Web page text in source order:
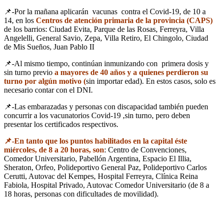
📌-Por la mañana aplicarán vacunas contra el Covid-19, de 10 a
14, en los Centros de atención primaria de la provincia (CAPS)
de los barrios: Ciudad Evita, Parque de las Rosas, Ferreyra, Villa
Angelelli, General Savio, Zepa, Villa Retiro, El Chingolo, Ciudad
de Mis Sueños, Juan Pablo II
📌-Al mismo tiempo, continúan inmunizando con primera dosis y
sin turno previo a mayores de 40 años y a quienes perdieron su
turno por algún motivo (sin importar edad). En estos casos, solo es
necesario contar con el DNI.
📌-Las embarazadas y personas con discapacidad también pueden
concurrir a los vacunatorios Covid-19 ,sin turno, pero deben
presentar los certificados respectivos.
📌-En tanto que los puntos habilitados en la capital éste
miércoles, de 8 a 20 horas, son: Centro de Convenciones,
Comedor Universitario, Pabellón Argentina, Espacio El Illia,
Sheraton, Orfeo, Polideportivo General Paz, Polideportivo Carlos
Cerutti, Autovac del Kempes, Hospital Ferreyra, Clínica Reina
Fabiola, Hospital Privado, Autovac Comedor Universitario (de 8 a
18 horas, personas con dificultades de movilidad).